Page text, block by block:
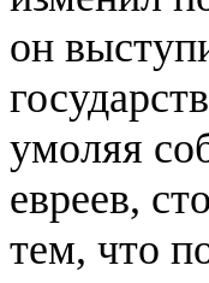
он
умоляя
евреев,
тем, что